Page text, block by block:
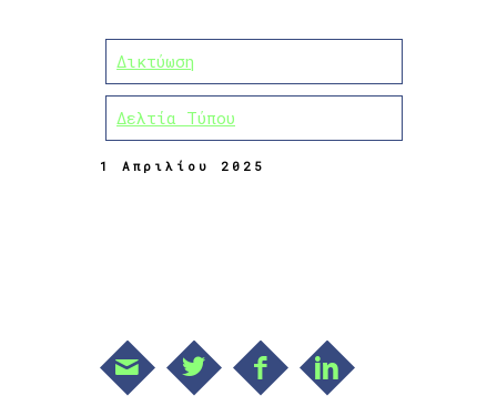
Δικτύωση
Δελτία Τύπου
1 Απριλίου 2025